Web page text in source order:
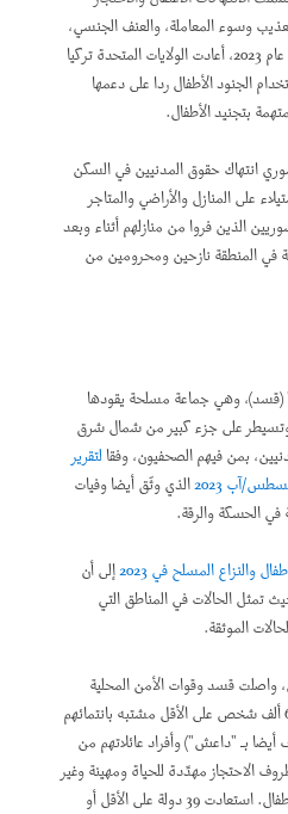
وسوء المعاملة، والعنف الجنسي،
والمحاكمات العسكرية غير العادلة. عام 2023، أعادت الولايات المتحدة تركيا
الجنود الأطفال ردا على دعمها
بتجنيد الأطفال.
انتهاك حقوق المدنيين في السكن
على المنازل والأراضي والمتاجر
الذين فروا من منازلهم أثناء وبعد
في المنطقة نازحين ومحرومين من
(قسد)، وهي جماعة مسلحة يقودها
وتسيطر على جزء كبير من شمال شرق
بمن فيهم الصحفيون، وفقالتقرير
آب 2023
الذي وثّق أيضا وفيات
في الحسكة والرقة.
والنزاع المسلح في 2023
إلى أن
تمثل الحالات في المناطق التي
الموثقة.
واصلت قسد وقوات الأمن المحلية
"الأسايش" الاحتجاز التعسفي لـ 60 ألف شخص على الأقل مشتبه بانتمائهم
أيضا بـ "داعش") وأفراد عائلاتهم من
ظلت ظروف الاحتجاز مهدِّدة للحياة ومهينة وغير
إنسانية، معظم المحتجزين من الأطفال. استعادت 39 دولة على الأقل أو